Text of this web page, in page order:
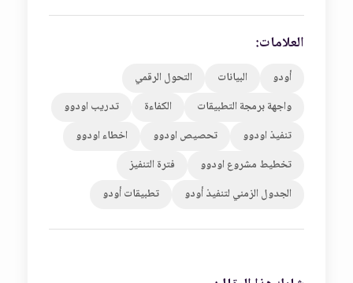
العلامات:
أودو البيانات
التحول الرقمي
واجهة برمجة التطبيقات
الكفاءة
تدريب اودوو
تنفيذ اودوو
تحصيص اودوو
اخطاء اودوو
تخطيط مشروع اودوو
فترة التنفيز
الجدول الزمني لتنفيذ أودو
تطبيقات أودو